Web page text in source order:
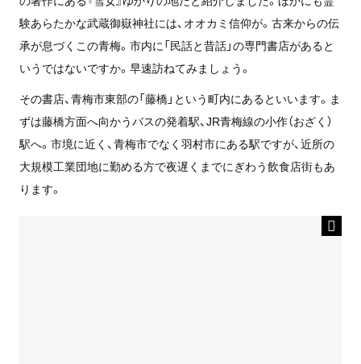
験あらたかな武蔵御嶽神社には、オオカミ信仰が。古来からの伝
承が息づくこの青梅。市内に「民話と昔話」の専門書店があると
いうではないですか。早速訪ねてみましょう。
その書店、青梅市東部の「藤橋」という町内にあるといいます。ま
ずは藤橋方面へ向かうバスの発着駅、JR青梅線の小作（おざく）
駅へ。市境に近く、青梅市でなく羽村市にある駅ですが、近所の
大規模工業団地に勤める方で夜遅くまでにぎわう飲食店街もあ
ります。